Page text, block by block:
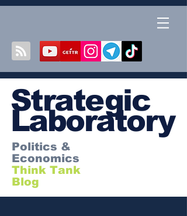
Strategic
Laboratory
Politics &
Economics
Think Tank
Blog